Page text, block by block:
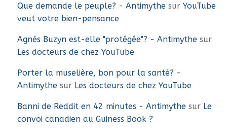
Que demande le peuple? - Antimythe sur YouTube
veut votre bien-pensance
Agnès Buzyn est-elle "protégée"? - Antimythe sur
Les docteurs de chez YouTube
Porter la muselière, bon pour la santé? -
Antimythe sur Les docteurs de chez YouTube
Banni de Reddit en 42 minutes - Antimythe sur Le
convoi canadien au Guiness Book ?